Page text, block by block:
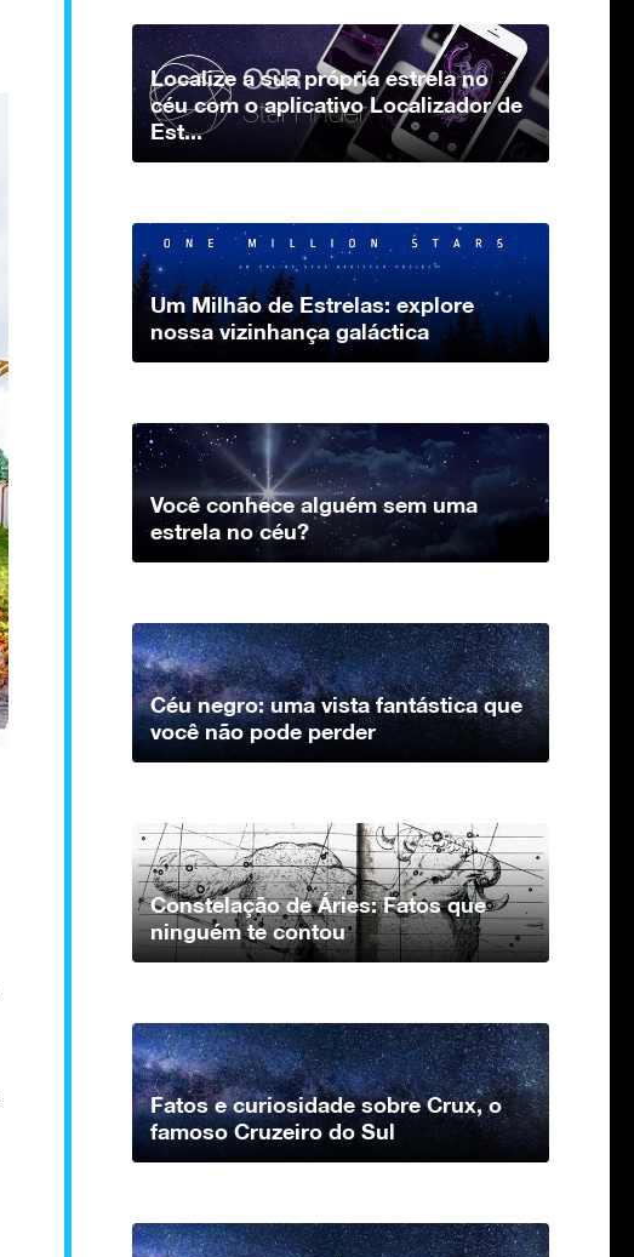
Localize a sua própria estrela no
céu com o aplicativo Localizador de
Est...
Um Milhão de Estrelas: explore
nossa vizinhança galáctica
Você conhece alguém sem uma
estrela no céu?
Céu negro: uma vista fantástica que
você não pode perder
Constelação de Áries: Fatos que
ninguém te contou
Fatos e curiosidade sobre Crux, o
famoso Cruzeiro do Sul